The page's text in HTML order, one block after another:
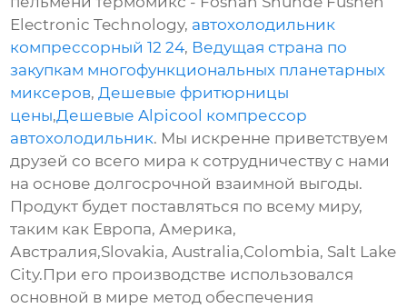
Electronic Technology, автохолодильник
компрессорный 12 24, Ведущая страна по
закупкам многофункциональных планетарных
миксеров,Дешевые фритюрницы
цены,Дешевые Alpicool компрессор
автохолодильник. Мы искренне приветствуем
друзей со всего мира к сотрудничеству с нами
на основе долгосрочной взаимной выгоды.
Продукт будет поставляться по всему миру,
таким как Европа, Америка,
Австралия,Slovakia, Australia,Colombia, Salt Lake
City.При его производстве использовался
основной в мире метод обеспечения